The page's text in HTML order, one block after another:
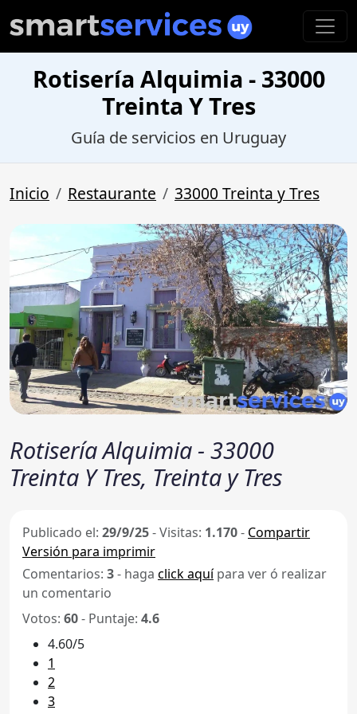
Rotisería Alquimia - 33000
Treinta Y Tres
Guía de servicios en Uruguay
Inicio Restaurante 33000 Treinta y Tres
Rotisería Alquimia - 33000
Treinta Y Tres, Treinta y Tres
Publicado el: 29/9/25-Visitas: 1.170- Compartir
Versión para imprimir
Comentarios: 3- haga click aquípara ver ó realizar
un comentario
Votos: 60- Puntaje: 4.6
4.60/5
1
2
3